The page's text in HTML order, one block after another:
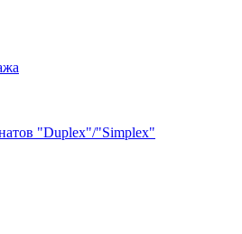
"Duplex"/"Simplex"